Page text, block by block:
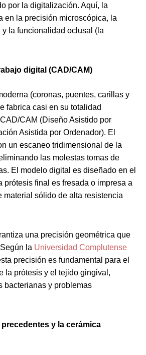
por la digitalización. Aquí, la
en la precisión microscópica, la
y la funcionalidad oclusal (la
digital (CAD/CAM)
(coronas, puentes, carillas y
fabrica casi en su totalidad
CAM (Diseño Asistido por
Asistida por Ordenador). El
un escaneo tridimensional de la
las molestas tomas de
El modelo digital es diseñado en el
prótesis final es fresada o impresa a
material sólido de alta resistencia
una precisión geométrica que
la Universidad Complutense
precisión es fundamental para el
la prótesis y el tejido gingival,
bacterianas y problemas
precedentes y la cerámica